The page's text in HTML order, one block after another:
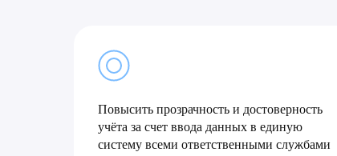
Повысить прозрачность и достоверность
учёта за счет ввода данных в единую
систему всеми ответственными службами